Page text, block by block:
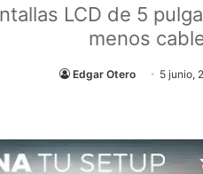
LCD de 5
menos
Edgar Otero 5 junio,